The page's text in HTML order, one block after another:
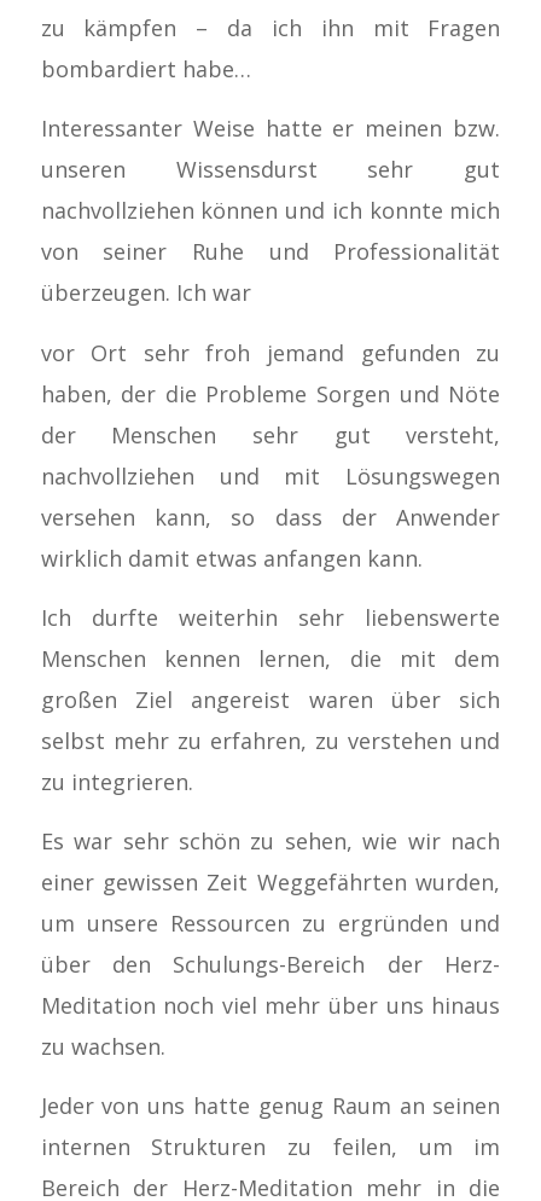
zu kämpfen – da ich ihn mit Fragen
bombardiert habe…
Interessanter Weise hatte er meinen bzw.
unseren Wissensdurst sehr gut
nachvollziehen können und ich konnte mich
von seiner Ruhe und Professionalität
überzeugen. Ich war
vor Ort sehr froh jemand gefunden zu
haben, der die Probleme Sorgen und Nöte
der Menschen sehr gut versteht,
nachvollziehen und mit Lösungswegen
versehen kann, so dass der Anwender
wirklich damit etwas anfangen kann.
Ich durfte weiterhin sehr liebenswerte
Menschen kennen lernen, die mit dem
großen Ziel angereist waren über sich
selbst mehr zu erfahren, zu verstehen und
zu integrieren.
Es war sehr schön zu sehen, wie wir nach
einer gewissen Zeit Weggefährten wurden,
um unsere Ressourcen zu ergründen und
über den Schulungs-Bereich der Herz-
Meditation noch viel mehr über uns hinaus
zu wachsen.
Jeder von uns hatte genug Raum an seinen
internen Strukturen zu feilen, um im
Bereich der Herz-Meditation mehr in die